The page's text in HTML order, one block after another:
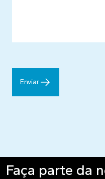
Enviar
Faça parte da